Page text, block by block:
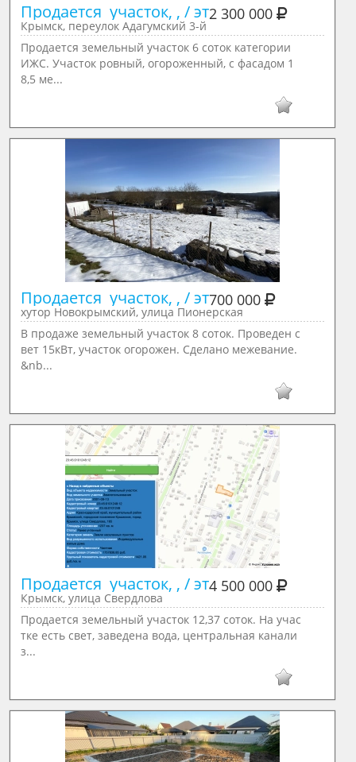
Продается  участок, , / эт2 300 000
Крымск, переулок Адагумский 3-й
Продается земельный участок 6 соток категории
ИЖС. Участок ровный, огороженный, с фасадом 1
8,5 ме...
Продается  участок, , / эт700 000
хутор Новокрымский, улица Пионерская
В продаже земельный участок 8 соток. Проведен с
вет 15кВт, участок огорожен. Сделано межевание.
&nb...
Продается  участок, , / эт4 500 000
Крымск, улица Свердлова
Продается земельный участок 12,37 соток. На учас
тке есть свет, заведена вода, центральная канали
з...